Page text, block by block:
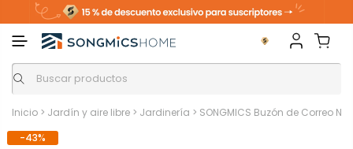
Inicio > Jardín y aire libre > Jardinería > SONGMICS Buzón de Correo
-43%